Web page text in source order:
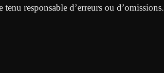
responsable d’erreurs ou d’omissions.